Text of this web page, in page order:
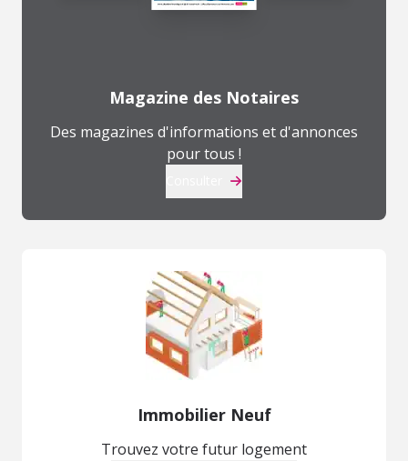
Magazine des Notaires
Des magazines d'informations et d'annonces
pour tous !
Immobilier Neuf
Trouvez votre futur logement